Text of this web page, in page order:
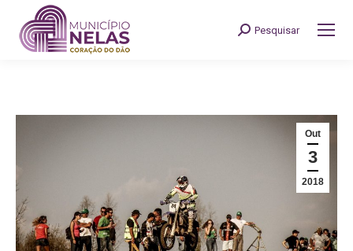
Search:
Pesquisar
Out
3
2018